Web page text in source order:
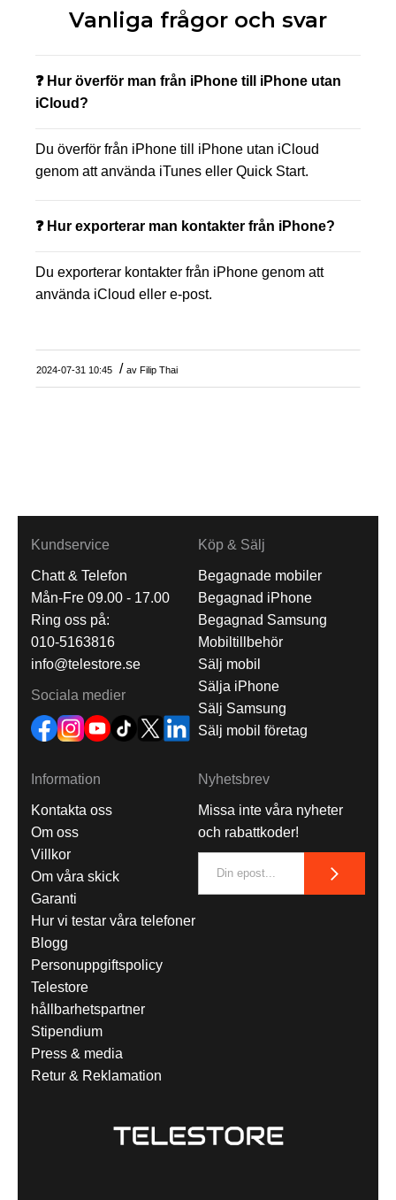
Vanliga frågor och svar
❓ Hur överför man från iPhone till iPhone utan
iCloud?
Du överför från iPhone till iPhone utan iCloud
genom att använda iTunes eller Quick Start.
❓ Hur exporterar man kontakter från iPhone?
Du exporterar kontakter från iPhone genom att
använda iCloud eller e-post.
2024-07-31 10:45 / av Filip Thai
Kundservice
Chatt & Telefon
Mån-Fre 09.00 - 17.00
Ring oss på:
010-5163816
info@telestore.se
Sociala medier
Köp & Sälj
Begagnade mobiler
Begagnad iPhone
Begagnad Samsung
Mobiltillbehör
Sälj mobil
Sälja iPhone
Sälj Samsung
Sälj mobil företag
Information
Kontakta oss
Om oss
Villkor
Om våra skick
Garanti
Hur vi testar våra telefoner
Blogg
Personuppgiftspolicy
Telestore
hållbarhetspartner
Stipendium
Press & media
Retur & Reklamation
Nyhetsbrev
Missa inte våra nyheter
och rabattkoder!